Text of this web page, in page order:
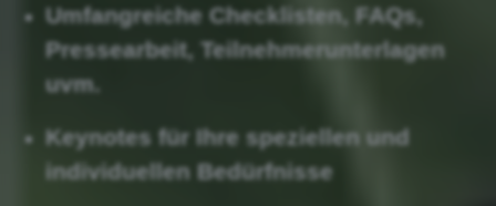
Umfangreiche Checklisten, FAQs,
Pressearbeit, Teilnehmerunterlagen
uvm.
Keynotes für Ihre speziellen und
individuellen Bedürfnisse